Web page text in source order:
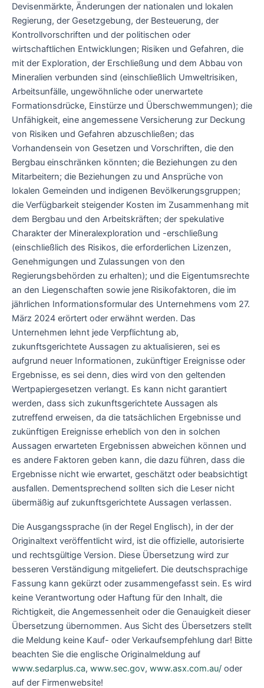
Devisenmärkte, Änderungen der nationalen und lokalen
Regierung, der Gesetzgebung, der Besteuerung, der
Kontrollvorschriften und der politischen oder
wirtschaftlichen Entwicklungen; Risiken und Gefahren, die
mit der Exploration, der Erschließung und dem Abbau von
Mineralien verbunden sind (einschließlich Umweltrisiken,
Arbeitsunfälle, ungewöhnliche oder unerwartete
Formationsdrücke, Einstürze und Überschwemmungen); die
Unfähigkeit, eine angemessene Versicherung zur Deckung
von Risiken und Gefahren abzuschließen; das
Vorhandensein von Gesetzen und Vorschriften, die den
Bergbau einschränken könnten; die Beziehungen zu den
Mitarbeitern; die Beziehungen zu und Ansprüche von
lokalen Gemeinden und indigenen Bevölkerungsgruppen;
die Verfügbarkeit steigender Kosten im Zusammenhang mit
dem Bergbau und den Arbeitskräften; der spekulative
Charakter der Mineralexploration und -erschließung
(einschließlich des Risikos, die erforderlichen Lizenzen,
Genehmigungen und Zulassungen von den
Regierungsbehörden zu erhalten); und die Eigentumsrechte
an den Liegenschaften sowie jene Risikofaktoren, die im
jährlichen Informationsformular des Unternehmens vom 27.
März 2024 erörtert oder erwähnt werden. Das
Unternehmen lehnt jede Verpflichtung ab,
zukunftsgerichtete Aussagen zu aktualisieren, sei es
aufgrund neuer Informationen, zukünftiger Ereignisse oder
Ergebnisse, es sei denn, dies wird von den geltenden
Wertpapiergesetzen verlangt. Es kann nicht garantiert
werden, dass sich zukunftsgerichtete Aussagen als
zutreffend erweisen, da die tatsächlichen Ergebnisse und
zukünftigen Ereignisse erheblich von den in solchen
Aussagen erwarteten Ergebnissen abweichen können und
es andere Faktoren geben kann, die dazu führen, dass die
Ergebnisse nicht wie erwartet, geschätzt oder beabsichtigt
ausfallen. Dementsprechend sollten sich die Leser nicht
übermäßig auf zukunftsgerichtete Aussagen verlassen.
Die Ausgangssprache (in der Regel Englisch), in der der
Originaltext veröffentlicht wird, ist die offizielle, autorisierte
und rechtsgültige Version. Diese Übersetzung wird zur
besseren Verständigung mitgeliefert. Die deutschsprachige
Fassung kann gekürzt oder zusammengefasst sein. Es wird
keine Verantwortung oder Haftung für den Inhalt, die
Richtigkeit, die Angemessenheit oder die Genauigkeit dieser
Übersetzung übernommen. Aus Sicht des Übersetzers stellt
die Meldung keine Kauf- oder Verkaufsempfehlung dar! Bitte
beachten Sie die englische Originalmeldung auf
www.sedarplus.ca, www.sec.gov, www.asx.com.au/ oder
auf der Firmenwebsite!